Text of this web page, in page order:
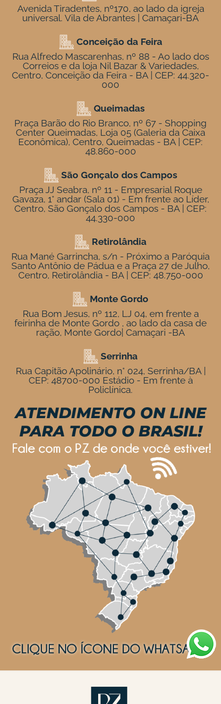
Avenida Tiradentes, nº170, ao lado da igreja
universal. Vila de Abrantes | Camaçari-BA
Conceição da Feira
Rua Alfredo Mascarenhas, nº 88 - Ao lado dos
Correios e da loja Nil Bazar & Variedades,
Centro, Conceição da Feira - BA | CEP: 44.320-
000
Queimadas
Praça Barão do Rio Branco, nº 67 - Shopping
Center Queimadas, Loja 05 (Galeria da Caixa
Econômica), Centro, Queimadas - BA | CEP:
48.860-000
São Gonçalo dos Campos
Praça JJ Seabra, nº 11 - Empresarial Roque
Gavaza, 1° andar (Sala 01) - Em frente ao Líder,
Centro, São Gonçalo dos Campos - BA | CEP:
44.330-000
Retirolândia
Rua Mané Garrincha, s/n - Próximo a Paróquia
Santo Antônio de Pádua e a Praça 27 de Julho,
Centro, Retirolândia - BA | CEP: 48.750-000
Monte Gordo
Rua Bom Jesus, nº 112, LJ 04, em frente a
feirinha de Monte Gordo , ao lado da casa de
ração, Monte Gordo| Camaçari -BA
Serrinha
Rua Capitão Apolinário, n° 024, Serrinha/BA |
CEP: 48700-000 Estádio - Em frente à
Policlínica.